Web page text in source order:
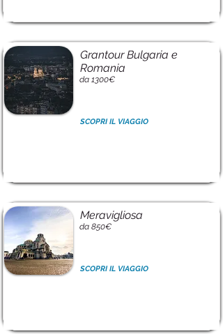
Grantour Bulgaria e
Romania
da 1300€
SCOPRI IL VIAGGIO
Meravigliosa
da 850€
SCOPRI IL VIAGGIO